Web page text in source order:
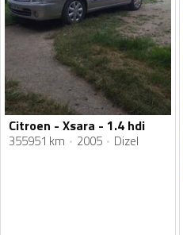
Citroen - Xsara - 1.4 hdi
355951 km 2005 Dizel